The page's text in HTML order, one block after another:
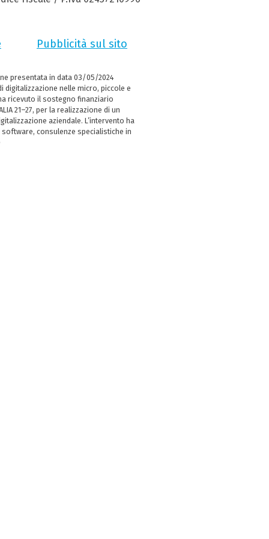
Pubblicità sul sito
presentata in data 03/05/2024
digitalizzazione nelle micro, piccole e
ricevuto il sostegno finanziario
21–27, per la realizzazione di un
aziendale. L’intervento ha
consulenze specialistiche in